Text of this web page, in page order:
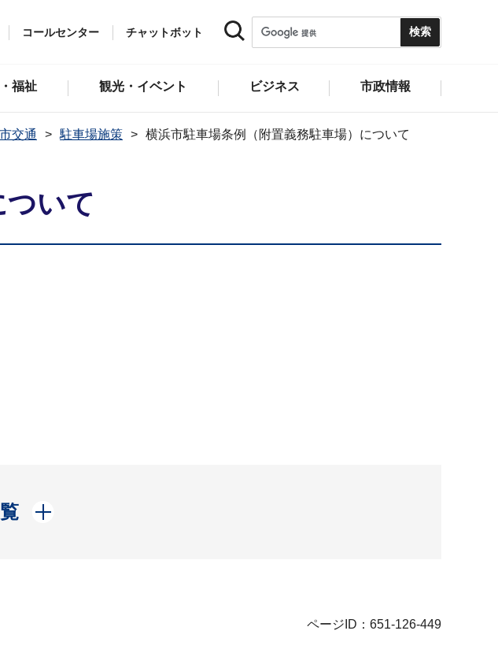
コールセンター チャットボット
福祉 観光・イベント ビジネス 市政情報
交通 駐車場施策 横浜市駐車場条例（附置義務駐車場）について
いて
ページID：651-126-449